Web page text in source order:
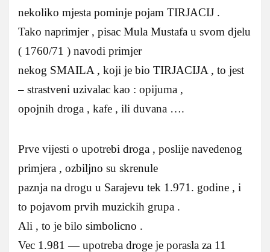
nekoliko mjesta pominje pojam TIRJACIJ .
Tako naprimjer , pisac Mula Mustafa u svom djelu
( 1760/71 ) navodi primjer
nekog SMAILA , koji je bio TIRJACIJA , to jest
– strastveni uzivalac kao : opijuma ,
opojnih droga , kafe , ili duvana ….
Prve vijesti o upotrebi droga , poslije navedenog
primjera , ozbiljno su skrenule
paznja na drogu u Sarajevu tek 1.971. godine , i
to pojavom prvih muzickih grupa .
Ali , to je bilo simbolicno .
Vec 1.981 — upotreba droge je porasla za 11